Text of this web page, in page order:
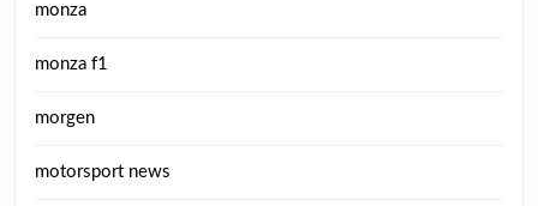
monza
monza f1
morgen
motorsport news